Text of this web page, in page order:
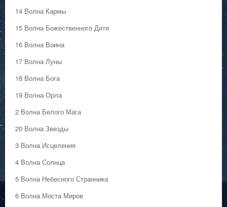
14 Волна Кармы
15 Волна Божественного Дитя
16 Волна Воина
17 Волна Луны
18 Волна Бога
19 Волна Орла
2 Волна Белого Мага
20 Волна Звезды
3 Волна Исцеления
4 Волна Солнца
5 Волна Небесного Странника
6 Волна Моста Миров